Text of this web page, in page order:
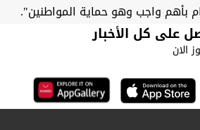
بأهم واجب وهو حماية المواطنين".
على كل الأخبار
الان